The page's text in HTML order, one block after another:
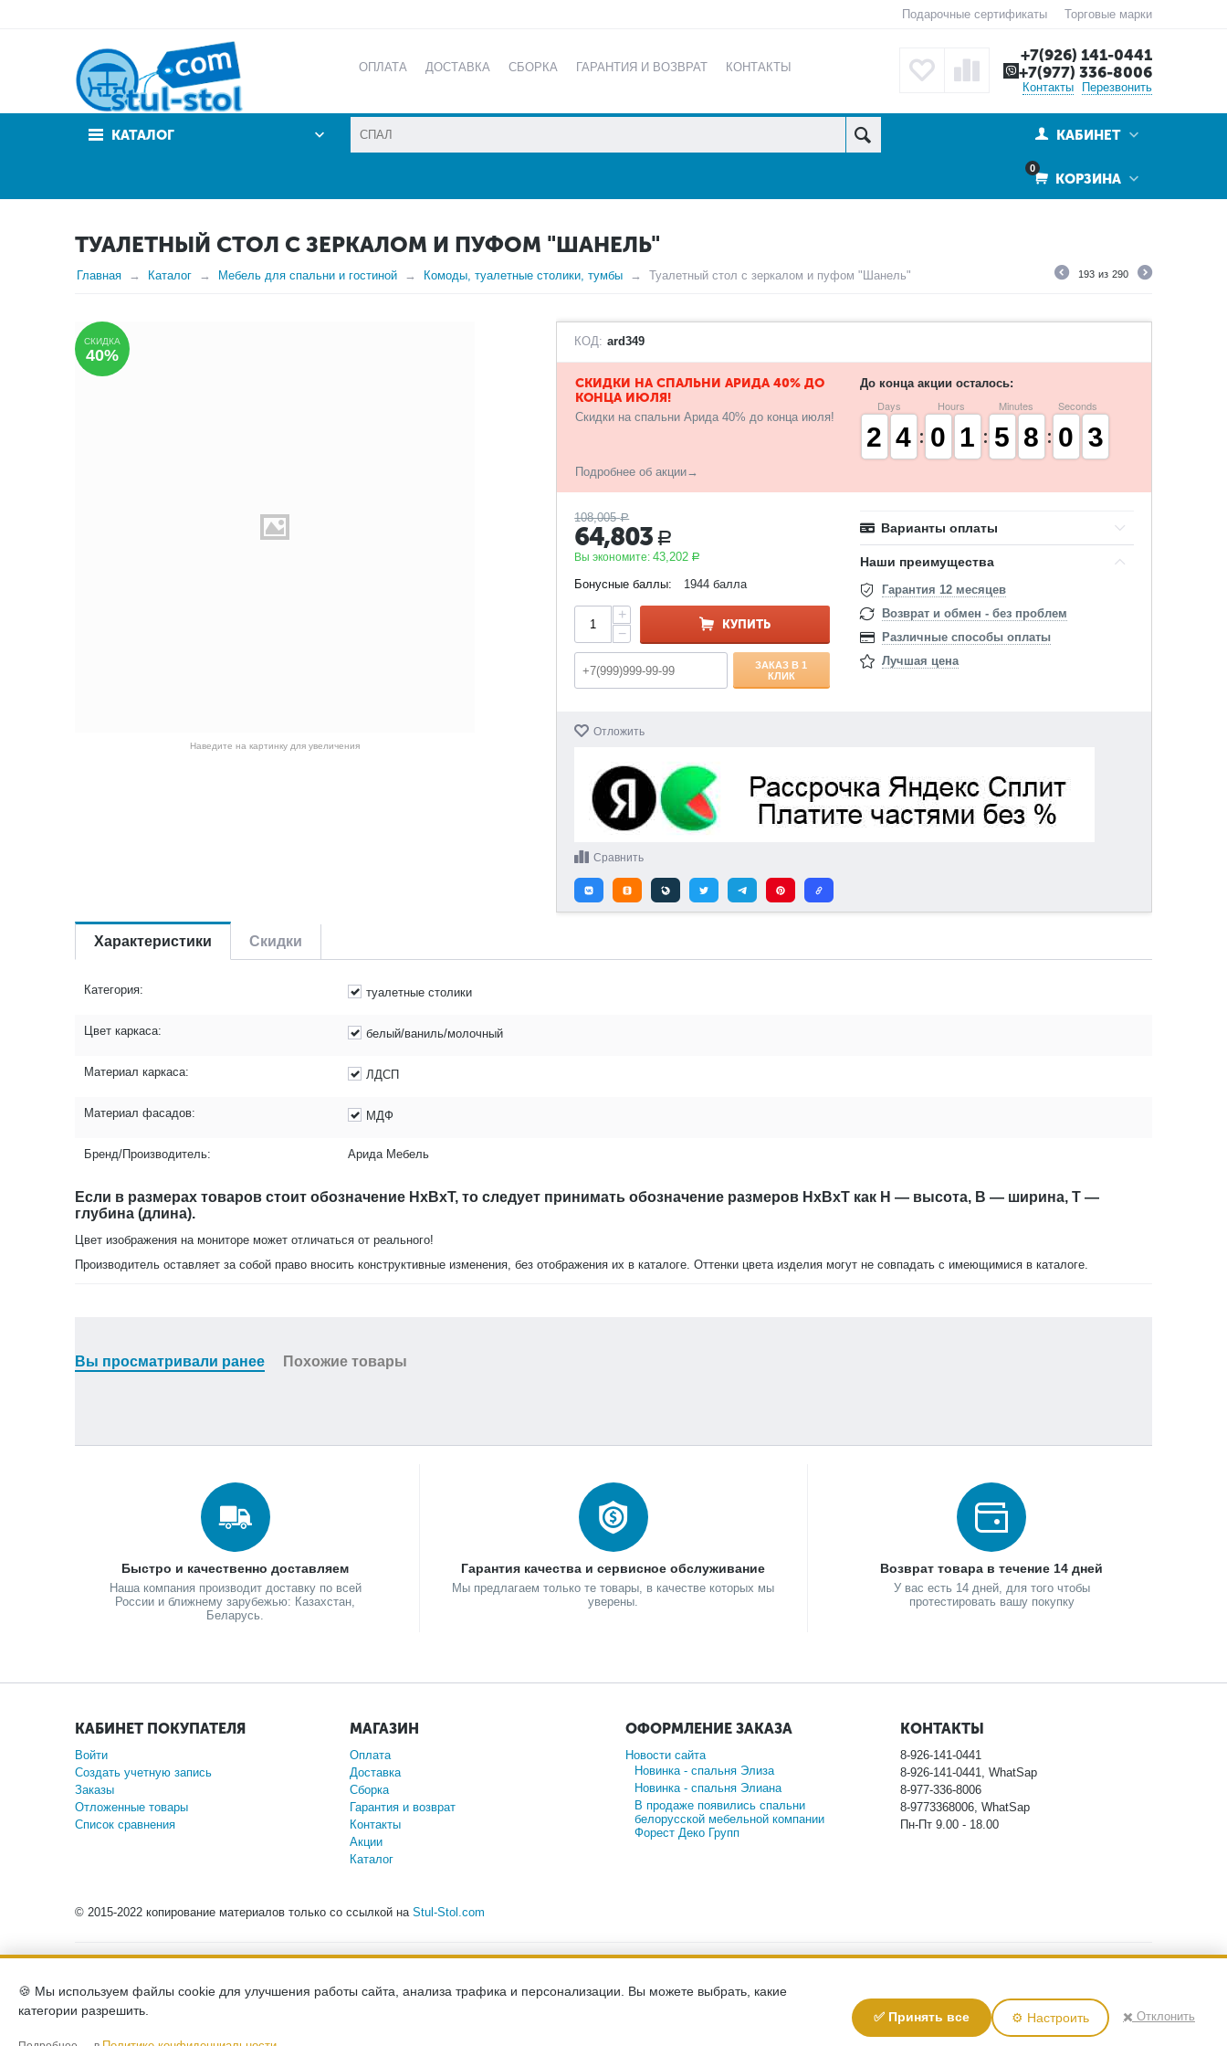
Подарочные сертификаты Торговые марки
ОПЛАТА ДОСТАВКА СБОРКА ГАРАНТИЯ И ВОЗВРАТ КОНТАКТЫ
+7(926) 141-0441
+7(977) 336-8006
Контакты Перезвонить
КАТАЛОГ КАБИНЕТ
0
КОРЗИНА
ТУАЛЕТНЫЙ СТОЛ С ЗЕРКАЛОМ И ПУФОМ "ШАНЕЛЬ"
Главная Каталог Мебель для спальни и гостиной Комоды, туалетные столики, тумбы Туалетный стол с зеркалом и пуфом "Шанель" 193 из 290
СКИДКА
40%
Наведите на картинку для увеличения
КОД: ard349
​СКИДКИ НА СПАЛЬНИ АРИДА 40% ДО
КОНЦА ИЮЛЯ!
Скидки на спальни Арида 40% до конца июля!
До конца акции осталось:
Days
1
1
2
2 3
3
4
4
Hours
9
9
0
0 1
1
1
1
Minutes
4
4
5
5 7
7
8
8
Seconds
9
9
0
0 3
3
2
Подробнее об акции→
108,005 Р
64,803 Р
Вы экономите:43,202 Р
Бонусные баллы: 1944 балла
+
−
КУПИТЬ
ЗАКАЗ В 1
КЛИК
Варианты оплаты
Наши преимущества
Гарантия 12 месяцев
Возврат и обмен - без проблем
Различные способы оплаты
Лучшая цена
Отложить
Сравнить
Характеристики Скидки
Категория: туалетные столики
Цвет каркаса: белый/ваниль/молочный
Материал каркаса: ЛДСП
Материал фасадов: МДФ
Бренд/Производитель: Арида Мебель
Если в размерах товаров стоит обозначение HxBxT, то следует принимать обозначение размеров HxBxT как H — высота, B — ширина, T —
глубина (длина).
Цвет изображения на мониторе может отличаться от реального!
Производитель оставляет за собой право вносить конструктивные изменения, без отображения их в каталоге. Оттенки цвета изделия могут не совпадать с имеющимися в каталоге.
Вы просматривали ранее Похожие товары
Быстро и качественно доставляем
Наша компания производит доставку по всей
России и ближнему зарубежью: Казахстан,
Беларусь.
Гарантия качества и сервисное обслуживание
Мы предлагаем только те товары, в качестве которых мы
уверены.
Возврат товара в течение 14 дней
У вас есть 14 дней, для того чтобы
протестировать вашу покупку
КАБИНЕТ ПОКУПАТЕЛЯ
Войти
Создать учетную запись
Заказы
Отложенные товары
Список сравнения
МАГАЗИН
Оплата
Доставка
Сборка
Гарантия и возврат
Контакты
Акции
Каталог
ОФОРМЛЕНИЕ ЗАКАЗА
Новости сайта
Новинка - спальня Элиза
Новинка - спальня Элиана
В продаже появились спальни
белорусской мебельной компании
Форест Деко Групп
КОНТАКТЫ
8-926-141-0441
8-926-141-0441, WhatSap
8-977-336-8006
8-9773368006, WhatSap
Пн-Пт 9.00 - 18.00
© 2015-2022 копирование материалов только со ссылкой на Stul-Stol.com
Обращаем ваше внимание на то, что данный интернет-сайт носит исключительно информационный характер и ни при каких условиях не является публичной офертой, определяемой
менеджерам компании по телефону.
согласие на обработку персональных данных
🍪 Мы используем файлы cookie для улучшения работы сайта, анализа трафика и персонализации. Вы можете выбрать, какие
категории разрешить.
✅ Принять все ⚙️ Настроить ✖️ Отклонить